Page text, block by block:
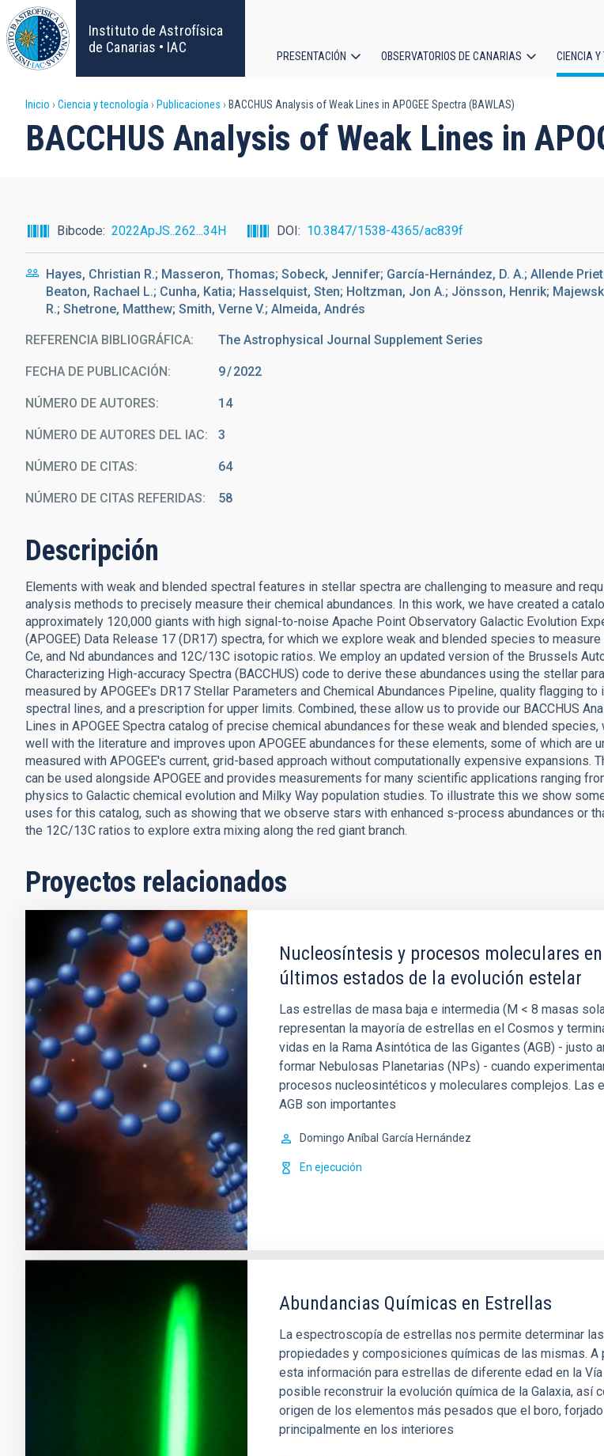
Pasar
al
contenido
principal
Instituto de Astrofísica
de Canarias • IAC
principal
PRESENTACIÓN OBSERVATORIOS DE CANARIAS CIENCIA Y
Sobrescribir
enlaces
ayuda
a
navegación
Inicio Ciencia y tecnología Publicaciones BACCHUS Analysis of Weak Lines in APOGEE Spectra (BAWLAS)
BACCHUS Analysis of Weak Lines in
Bibcode 2022ApJS..262...34H DOI 10.3847/1538-4365/ac839f
Hayes, Christian R.; Masseron, Thomas; Sobeck, Jennifer; García-Hernández, D. A.; Allende
Beaton, Rachael L.; Cunha, Katia; Hasselquist, Sten; Holtzman, Jon A.; Jönsson, Henrik;
R.; Shetrone, Matthew; Smith, Verne V.; Almeida, Andrés
REFERENCIA BIBLIOGRÁFICA The Astrophysical Journal Supplement Series
FECHA DE PUBLICACIÓN: 9 2022
NÚMERO DE AUTORES 14
NÚMERO DE AUTORES DEL IAC 3
NÚMERO DE CITAS 64
NÚMERO DE CITAS REFERIDAS 58
Descripción
Elements with weak and blended spectral features in stellar spectra are challenging to measure and
analysis methods to precisely measure their chemical abundances. In this work, we have created a
approximately 120,000 giants with high signal-to-noise Apache Point Observatory Galactic Evolution
(APOGEE) Data Release 17 (DR17) spectra, for which we explore weak and blended species to measure
Ce, and Nd abundances and 12C/13C isotopic ratios. We employ an updated version of the Brussels
Characterizing High-accuracy Spectra (BACCHUS) code to derive these abundances using the stellar
measured by APOGEE's DR17 Stellar Parameters and Chemical Abundances Pipeline, quality flagging
spectral lines, and a prescription for upper limits. Combined, these allow us to provide our BACCHUS
Lines in APOGEE Spectra catalog of precise chemical abundances for these weak and blended species,
well with the literature and improves upon APOGEE abundances for these elements, some of which are
measured with APOGEE's current, grid-based approach without computationally expensive expansions.
can be used alongside APOGEE and provides measurements for many scientific applications ranging
physics to Galactic chemical evolution and Milky Way population studies. To illustrate this we show
uses for this catalog, such as showing that we observe stars with enhanced s-process abundances or
the 12C/13C ratios to explore extra mixing along the red giant branch.
Proyectos relacionados
Nucleosíntesis y procesos moleculares
últimos estados de la evolución estelar
Las estrellas de masa baja e intermedia (M < 8 masas
representan la mayoría de estrellas en el Cosmos y
vidas en la Rama Asintótica de las Gigantes (AGB) - justo
formar Nebulosas Planetarias (NPs) - cuando
procesos nucleosintéticos y moleculares complejos. Las
AGB son importantes
Domingo Aníbal García Hernández
En ejecución
Abundancias Químicas en Estrellas
La espectroscopía de estrellas nos permite determinar las
propiedades y composiciones químicas de las mismas. A
esta información para estrellas de diferente edad en la
posible reconstruir la evolución química de la Galaxia, así
origen de los elementos más pesados que el boro,
principalmente en los interiores